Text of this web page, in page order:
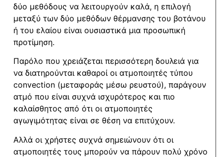
δύο μεθόδους να λειτουργούν καλά, η επιλογή
μεταξύ των δύο μεθόδων θέρμανσης του βοτάνου
ή του ελαίου είναι ουσιαστικά μια προσωπική
προτίμηση.
Παρόλο που χρειάζεται περισσότερη δουλειά για
να διατηρούνται καθαροί οι ατμοποιητές τύπου
convection (μεταφοράς μέσω ρευστού), παράγουν
ατμό που είναι συχνά ισχυρότερος και πιο
καλαίσθητος από ότι οι ατμοποιητές
αγωγιμότητας είναι σε θέση να επιτύχουν.
Αλλά οι χρήστες συχνά σημειώνουν ότι οι
ατμοποιητές τους μπορούν να πάρουν πολύ χρόνο